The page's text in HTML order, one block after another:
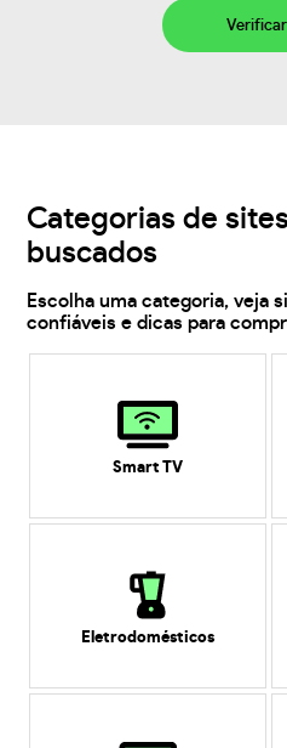
Categorias de
buscados
Escolha uma categoria, veja
confiáveis e dicas para
Smart TV
Eletrodomésticos